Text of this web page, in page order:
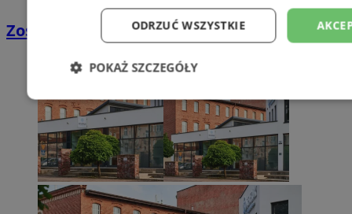
Zostań kierowcą w DPDODRZUĆ WSZYSTKIE
POKAŻ SZCZEGÓŁY
Niezbędne Wydajność
Niesklasyfikowane